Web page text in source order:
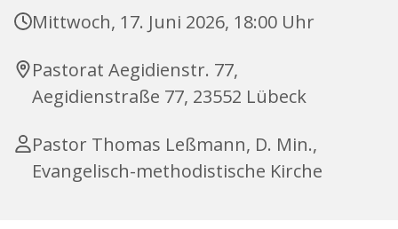
Mittwoch, 17. Juni 2026, 18:00 Uhr
Pastorat Aegidienstr. 77,
Aegidienstraße 77, 23552 Lübeck
Pastor Thomas Leßmann, D. Min.,
Evangelisch-methodistische Kirche